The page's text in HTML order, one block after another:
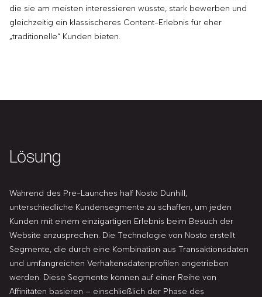
die sie am meisten interessieren wüsste, stark bewerben und
gleichzeitig ein klassischeres Content-Erlebnis für eher
„traditionelle“ Kunden bieten.
Lösung
Während des Pre-Launches half Nosto Dunhill,
unterschiedliche Kundensegmente zu schaffen, um jeden
Kunden mit einem einzigartigen Erlebnis beim Besuch der
Website anzusprechen. Die Technologie von Nosto erstellt
Segmente, die durch eine Kombination aus Transaktionsdaten
und umfangreichen Verhaltensdatenprofilen angetrieben
werden. Diese Segmente können auf einer Reihe von
Affinitäten basieren – einschließlich der Phase des